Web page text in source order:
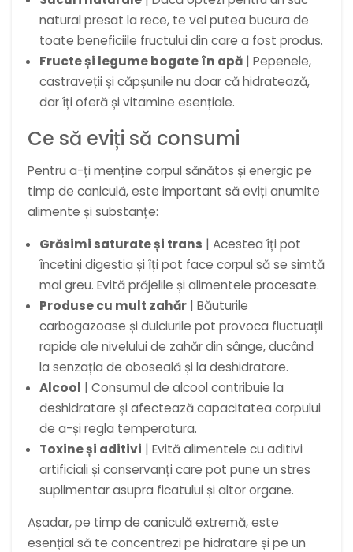
natural presat la rece, te vei putea bucura de
toate beneficiile fructului din care a fost produs.
Fructe și legume bogate în apă | Pepenele,
castraveții și căpșunile nu doar că hidratează,
dar îți oferă și vitamine esențiale.
Ce să eviți să consumi
Pentru a-ți menține corpul sănătos și energic pe
timp de caniculă, este important să eviți anumite
alimente și substanțe:
Grăsimi saturate și trans | Acestea îți pot
încetini digestia și îți pot face corpul să se simtă
mai greu. Evită prăjelile și alimentele procesate.
Produse cu mult zahăr | Băuturile
carbogazoase și dulciurile pot provoca fluctuații
rapide ale nivelului de zahăr din sânge, ducând
la senzația de oboseală și la deshidratare.
Alcool | Consumul de alcool contribuie la
deshidratare și afectează capacitatea corpului
de a-și regla temperatura.
Toxine și aditivi | Evită alimentele cu aditivi
artificiali și conservanți care pot pune un stres
suplimentar asupra ficatului și altor organe.
Așadar, pe timp de caniculă extremă, este
esențial să te concentrezi pe hidratare și pe un